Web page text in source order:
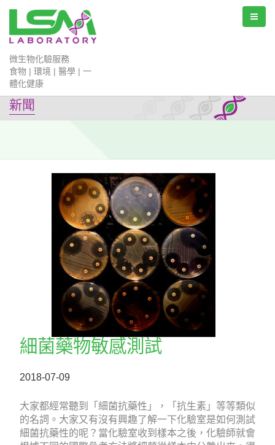
微生物化驗服務
食物 | 環境 | 醫學 | 一
體化健康
新聞
細菌藥物敏感測試
2018-07-09
大家都經常聽到「細菌抗藥性」，「抗生素」等等類似
的名詞。大家又有沒有興趣了解一下化驗室是如何測試
細菌抗藥性的呢？當化驗室收到樣本之後，化驗師就會